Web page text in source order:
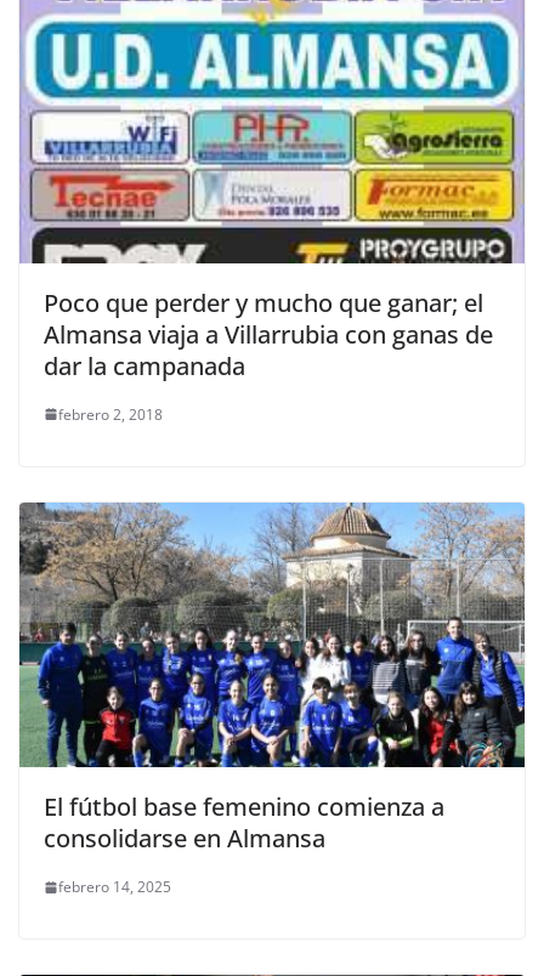
Poco que perder y mucho que ganar; el
Almansa viaja a Villarrubia con ganas de
dar la campanada
febrero 2, 2018
El fútbol base femenino comienza a
consolidarse en Almansa
febrero 14, 2025